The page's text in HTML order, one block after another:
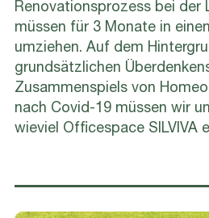
Renovationsprozess bei der
müssen für 3 Monate in
umziehen. Auf dem
grundsätzlichen
Zusammenspiels von
nach Covid-19 müssen wir
wieviel Officespace SILVIVA